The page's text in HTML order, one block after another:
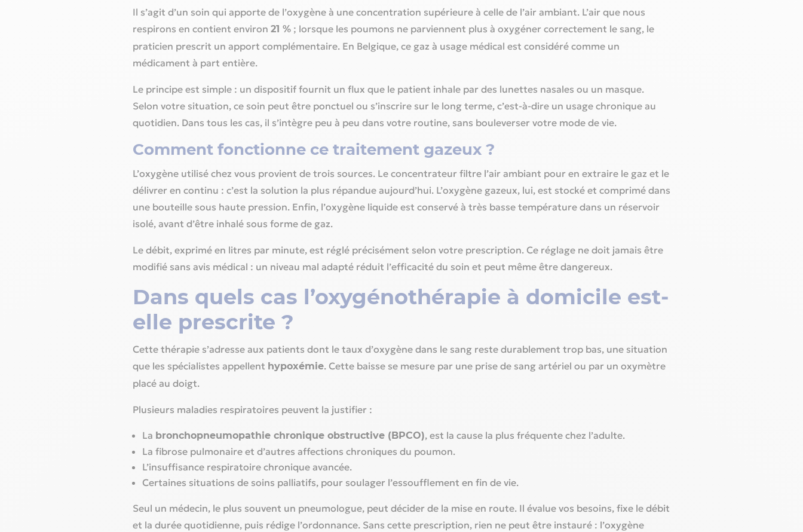
Il s’agit d’un soin qui apporte de l’oxygène à une concentration supérieure à celle de l’air ambiant. L’air que nous
respirons en contient environ 21 % ; lorsque les poumons ne parviennent plus à oxygéner correctement le sang, le
praticien prescrit un apport complémentaire. En Belgique, ce gaz à usage médical est considéré comme un
médicament à part entière.
Le principe est simple : un dispositif fournit un flux que le patient inhale par des lunettes nasales ou un masque.
Selon votre situation, ce soin peut être ponctuel ou s’inscrire sur le long terme, c’est-à-dire un usage chronique au
quotidien. Dans tous les cas, il s’intègre peu à peu dans votre routine, sans bouleverser votre mode de vie.
Comment fonctionne ce traitement gazeux ?
L’oxygène utilisé chez vous provient de trois sources. Le concentrateur filtre l’air ambiant pour en extraire le gaz et le
délivrer en continu : c’est la solution la plus répandue aujourd’hui. L’oxygène gazeux, lui, est stocké et comprimé dans
une bouteille sous haute pression. Enfin, l’oxygène liquide est conservé à très basse température dans un réservoir
isolé, avant d’être inhalé sous forme de gaz.
Le débit, exprimé en litres par minute, est réglé précisément selon votre prescription. Ce réglage ne doit jamais être
modifié sans avis médical : un niveau mal adapté réduit l’efficacité du soin et peut même être dangereux.
Dans quels cas l’oxygénothérapie à domicile est-
elle prescrite ?
Cette thérapie s’adresse aux patients dont le taux d’oxygène dans le sang reste durablement trop bas, une situation
que les spécialistes appellent hypoxémie. Cette baisse se mesure par une prise de sang artériel ou par un oxymètre
placé au doigt.
Plusieurs maladies respiratoires peuvent la justifier :
La bronchopneumopathie chronique obstructive (BPCO), est la cause la plus fréquente chez l’adulte.
La fibrose pulmonaire et d’autres affections chroniques du poumon.
L’insuffisance respiratoire chronique avancée.
Certaines situations de soins palliatifs, pour soulager l’essoufflement en fin de vie.
Seul un médecin, le plus souvent un pneumologue, peut décider de la mise en route. Il évalue vos besoins, fixe le débit
et la durée quotidienne, puis rédige l’ordonnance. Sans cette prescription, rien ne peut être instauré : l’oxygène